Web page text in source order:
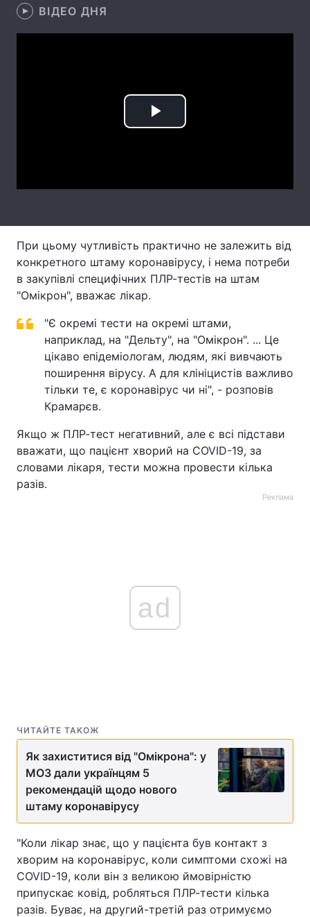
Відео з Youtube Статті
Вакансії
Тема оформлення
ВІДЕО ДНЯ
Play
При цьому чутливість практично не залежить від
конкретного штаму коронавірусу, і нема потреби
в закупівлі специфічних ПЛР-тестів на штам
"Омікрон", вважає лікар.
"Є окремі тести на окремі штами,
наприклад, на "Дельту", на "Омікрон". ... Це
цікаво епідеміологам, людям, які вивчають
поширення вірусу. А для клініцистів важливо
тільки те, є коронавірус чи ні", - розповів
Крамарєв.
Якщо ж ПЛР-тест негативний, але є всі підстави
вважати, що пацієнт хворий на COVID-19, за
словами лікаря, тести можна провести кілька
разів.
Реклама
ad
ЧИТАЙТЕ ТАКОЖ
Як захиститися від "Омікрона": у
МОЗ дали українцям 5
рекомендацій щодо нового
штаму коронавірусу
"Коли лікар знає, що у пацієнта був контакт з
хворим на коронавірус, коли симптоми схожі на
COVID-19, коли він з великою ймовірністю
припускає ковід, робляться ПЛР-тести кілька
разів. Буває, на другий-третій раз отримуємо